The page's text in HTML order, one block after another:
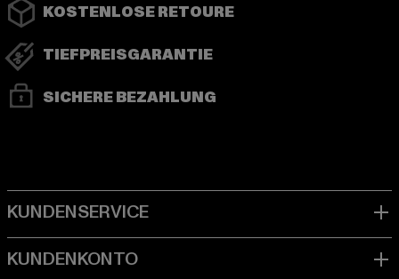
KOSTENLOSE RETOURE
TIEFPREISGARANTIE
SICHERE BEZAHLUNG